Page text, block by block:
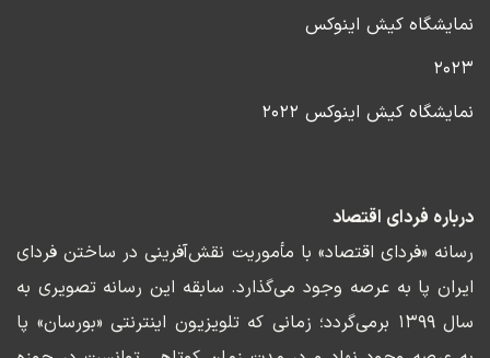
نمایشگاه کیش اینوکس
۲۰۲۳
نمایشگاه کیش اینوکس ۲۰۲۲
درباره فردای اقتصاد
رسانه «فردای اقتصاد» با مأموریت نقش‌آفرینی در ساختن فردای
ایران پا به عرصه وجود می‌گذارد. سابقه این رسانه تصویری به
سال ۱۳۹۹ برمی‌گردد؛ زمانی که تلویزیون اینترنتی «بورسان» پا